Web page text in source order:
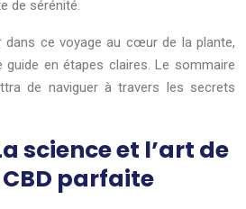
de sérénité.
dans ce voyage au cœur de la plante,
en étapes claires. Le sommaire
de naviguer à travers les secrets
science et l’art de
parfaite